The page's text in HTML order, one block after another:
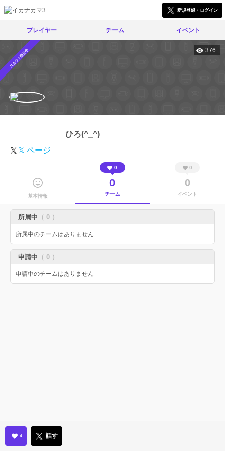
新規登録・ログイン
プレイヤー チーム イベント
スカウト受付中 376
ひろ(^_^)
𝕏 ページ
基本情報
0
0
チーム
0
0
イベント
所属中 （ 0 ）
所属中のチームはありません
申請中 （ 0 ）
申請中のチームはありません
4 話す